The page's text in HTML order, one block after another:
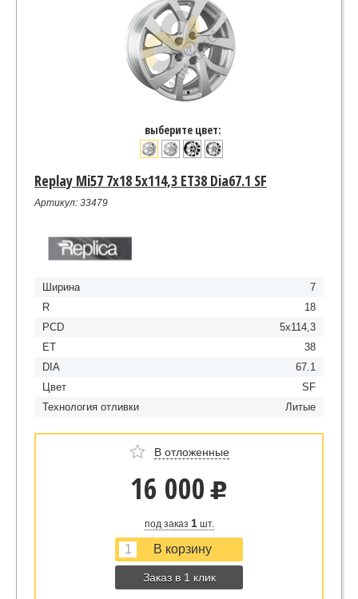
выберите цвет:
Replay Mi57 7x18 5x114,3 ET38 Dia67.1 SF
Артикул: 33479
Ширина
7
R
18
PCD
5x114,3
ET
38
DIA
67.1
Цвет
SF
Технология отливки
Литые
В отложенные
16 000 u
под заказ 1шт.
Заказ в 1 клик